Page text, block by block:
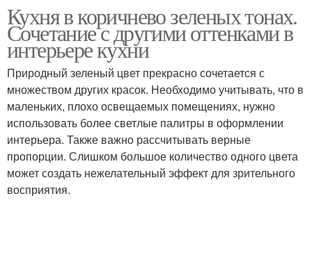
Зеленая спальня Зеленые обои
Спальня в желто-
зеленых тонах
Спальня в зеленых
тонах
Кухня в коричнево зеленых тонах.
Сочетание с другими оттенками в
интерьере кухни
Природный зеленый цвет прекрасно сочетается с
множеством других красок. Необходимо учитывать, что в
маленьких, плохо освещаемых помещениях, нужно
использовать более светлые палитры в оформлении
интерьера. Также важно рассчитывать верные
пропорции. Слишком большое количество одного цвета
может создать нежелательный эффект для зрительного
восприятия.